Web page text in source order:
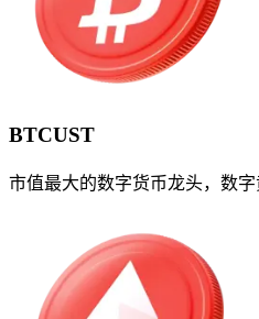
BTCUST
市值最大的数字货币龙头，数